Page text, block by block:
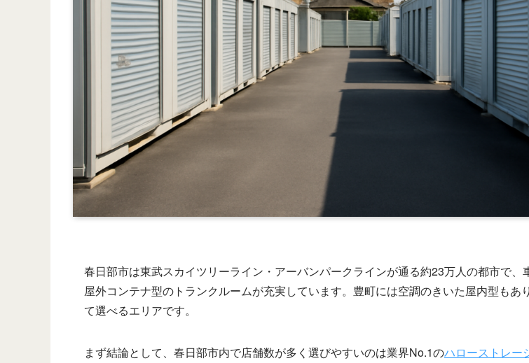
春日部市は東武スカイツリーライン・アーバンパークラインが通る約23万人の都市で、
屋外コンテナ型のトランクルームが充実しています。豊町には空調のきいた屋内型もあ
て選べるエリアです。
まず結論として、春日部市内で店舗数が多く選びやすいのは業界No.1のハローストレー